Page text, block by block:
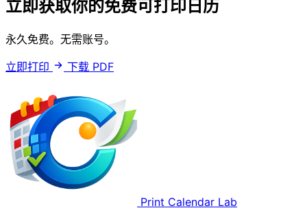
立即获取你的免费可打印日历
永久免费。无需账号。
立即打印
下载 PDF
Print Calendar Lab